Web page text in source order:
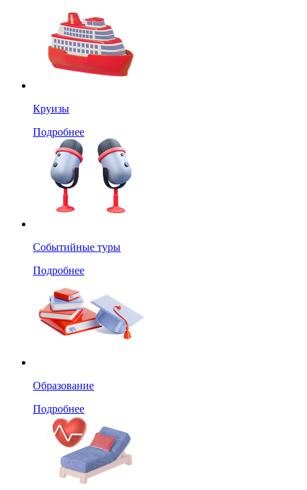
Круизы
Подробнее
Событийные туры
Подробнее
Образование
Подробнее